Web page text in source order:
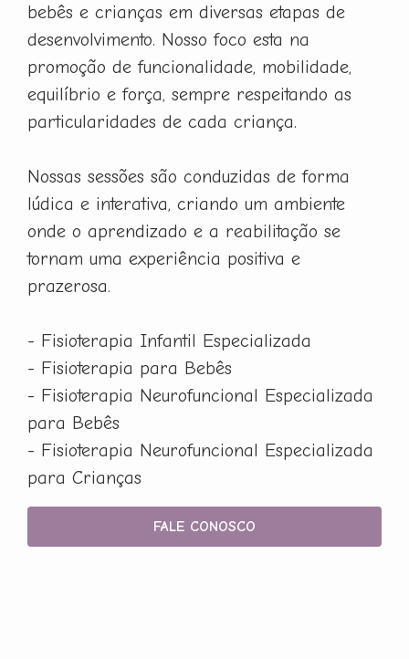
bebês e crianças em diversas etapas de
desenvolvimento. Nosso foco esta na
promoção de funcionalidade, mobilidade,
equilíbrio e força, sempre respeitando as
particularidades de cada criança.
Nossas sessões são conduzidas de forma
lúdica e interativa, criando um ambiente
onde o aprendizado e a reabilitação se
tornam uma experiência positiva e
prazerosa.
- Fisioterapia Infantil Especializada
- Fisioterapia para Bebês
- Fisioterapia Neurofuncional Especializada
para Bebês
- Fisioterapia Neurofuncional Especializada
para Crianças
FALE CONOSCO